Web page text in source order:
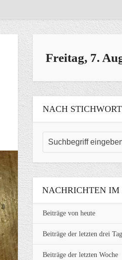
Freitag, 7.
NACH
NACHRICHTEN
Beiträge von heute
Beiträge der letzten drei
Beiträge der letzten Woche